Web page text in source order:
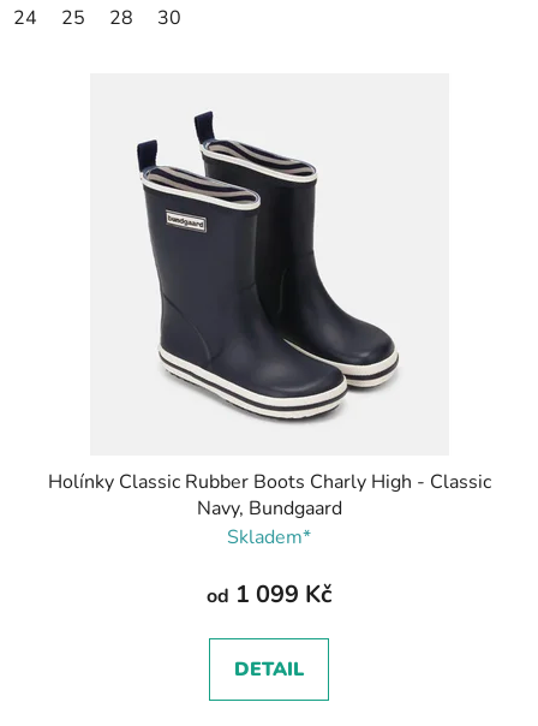
24 25 28 30
Holínky Classic Rubber Boots Charly High - Classic
Navy, Bundgaard
Skladem*
od 1 099 Kč
DETAIL